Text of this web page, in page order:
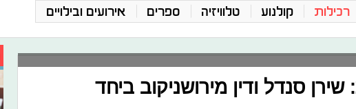
רכילות קולנוע טלוויזיה ספרים אירועים ובילויים
שירן סנדל ודין מירושניקוב ביחד